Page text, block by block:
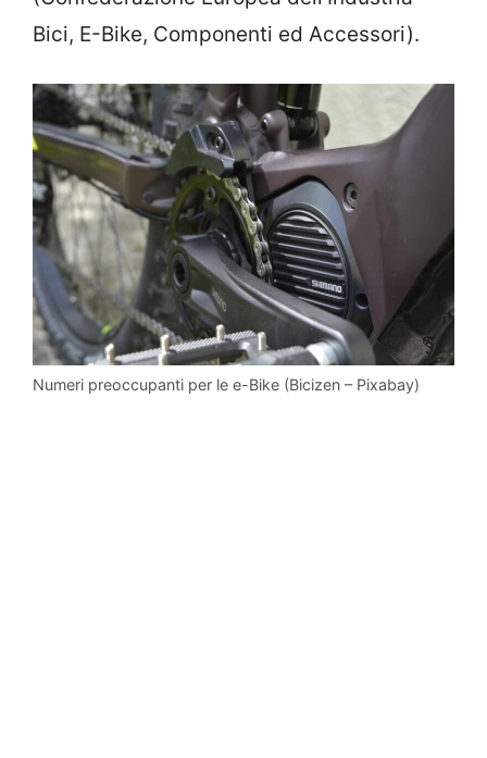
Bici, E-Bike, Componenti ed Accessori).
Numeri preoccupanti per le e-Bike (Bicizen – Pixabay)